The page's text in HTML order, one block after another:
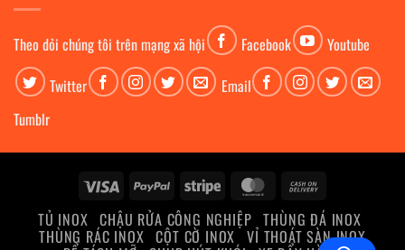
Theo dỏi chúng tôi trên mạng xã hội Facebook
Youtube
Twitter
Email
Tumblr
Visa PayPal Stripe MasterCard
Delivery
TỦ INOX CHẬU RỬA CÔNG NGHIỆP THÙNG ĐÁ INOX
THÙNG RÁC INOX CỘT CỜ INOX VỈ THOÁT SÀN INOX